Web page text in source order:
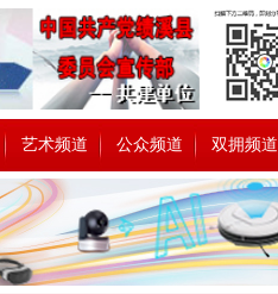
艺术频道 公众频道 双拥频道